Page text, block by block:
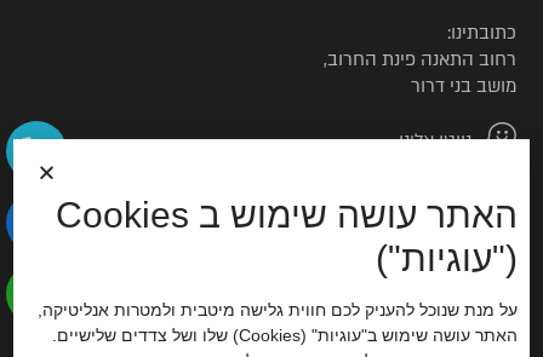
כתובתינו:
רחוב התאנה פינת החרוב,
מושב בני דרור
נווטו אלינו
© כל הזכויות שמורות לטורקיז האוס
סוכנות דיגיטל
האתר עושה שימוש ב Cookies
("עוגיות")
על מנת שנוכל להעניק לכם חווית גלישה מיטבית ולמטרות אנליטיקה,
האתר עושה שימוש ב"עוגיות" (Cookies) שלו ושל צדדים שלישיים.